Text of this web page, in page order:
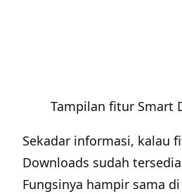
Tampilan fitur Smart
Sekadar informasi, kalau
Downloads sudah
Fungsinya hampir sama